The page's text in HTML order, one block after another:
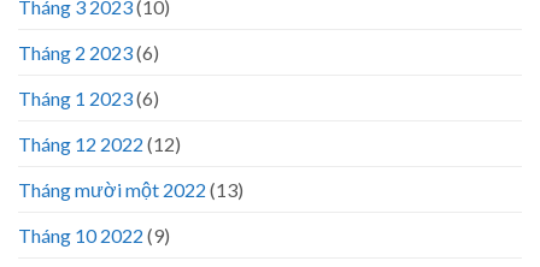
Tháng 3 2023(10)
Tháng 2 2023(6)
Tháng 1 2023(6)
Tháng 12 2022 (12)
Tháng mười một 2022 (13)
Tháng 10 2022 (9)